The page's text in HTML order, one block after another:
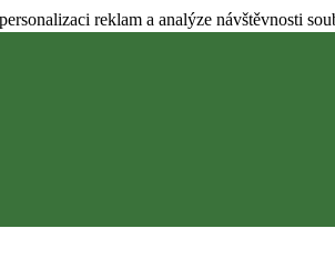
reklam a analýze návštěvnosti